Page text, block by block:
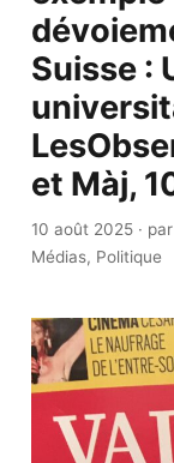
Suisse :
et Màj,
10 août 2025·
Médias, Politique